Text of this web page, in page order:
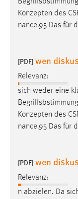
Konzepten des
nance.95 Das für
[PDF] wen
Relevanz:
sich weder eine
Konzepten des
nance.95 Das für
[PDF] wen
Relevanz:
n abzielen. Da
Conversion-
Cookie
Name:
_fbp
Anbieter:
Facebook
Conversion-
Cookie
3 Monate